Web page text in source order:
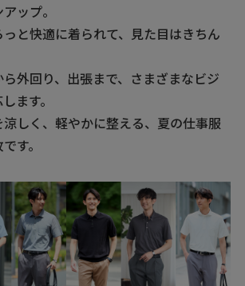
ップ。
と快適に着られて、見た目はきちん
外回り、出張まで、さまざまなビジ
ます。
しく、軽やかに整える、夏の仕事服
す。